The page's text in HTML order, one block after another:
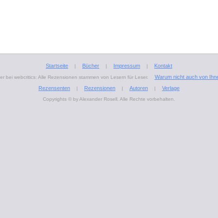
Startseite | Bücher | Impressum | Kontakt
bei webcritics: Alle Rezensionen stammen von Lesern für Leser.
Warum nicht auch von
Rezensenten
| Rezensionen | Autoren | Verlage
Copyrights © by Alexander Rosell. Alle Rechte vorbehalten.